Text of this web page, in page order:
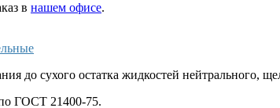
в нашем офисе.
до сухого остатка жидкостей нейтрального,
ГОСТ 21400-75.